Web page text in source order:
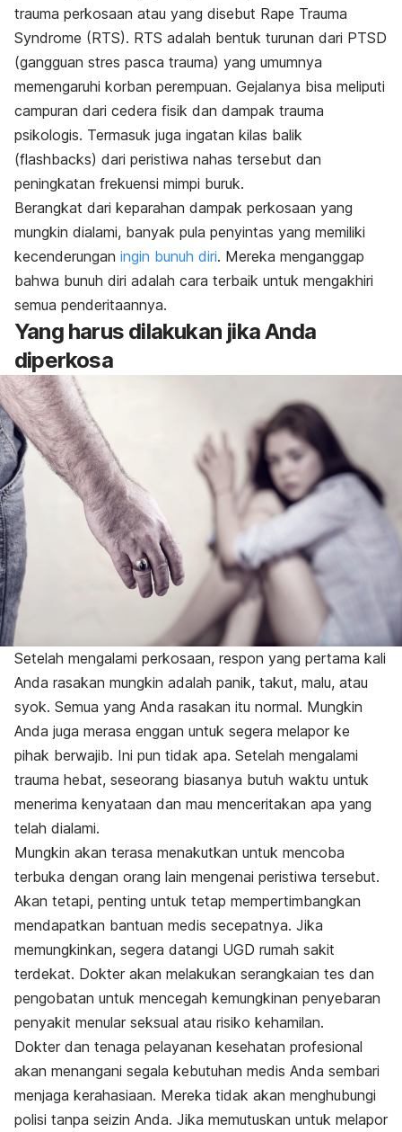
trauma perkosaan atau yang disebut Rape Trauma
Syndrome (RTS). RTS adalah bentuk turunan dari PTSD
(gangguan stres pasca trauma) yang umumnya
memengaruhi korban perempuan. Gejalanya bisa meliputi
campuran dari cedera fisik dan dampak trauma
psikologis. Termasuk juga ingatan kilas balik
(flashbacks) dari peristiwa nahas tersebut dan
peningkatan frekuensi mimpi buruk.
Berangkat dari keparahan dampak perkosaan yang
mungkin dialami, banyak pula penyintas yang memiliki
kecenderungan ingin bunuh diri. Mereka menganggap
bahwa bunuh diri adalah cara terbaik untuk mengakhiri
semua penderitaannya.
Yang harus dilakukan jika Anda
diperkosa
Setelah mengalami perkosaan, respon yang pertama kali
Anda rasakan mungkin adalah panik, takut, malu, atau
syok. Semua yang Anda rasakan itu normal. Mungkin
Anda juga merasa enggan untuk segera melapor ke
pihak berwajib. Ini pun tidak apa. Setelah mengalami
trauma hebat, seseorang biasanya butuh waktu untuk
menerima kenyataan dan mau menceritakan apa yang
telah dialami.
Mungkin akan terasa menakutkan untuk mencoba
terbuka dengan orang lain mengenai peristiwa tersebut.
Akan tetapi, penting untuk tetap mempertimbangkan
mendapatkan bantuan medis secepatnya. Jika
memungkinkan, segera datangi UGD rumah sakit
terdekat. Dokter akan melakukan serangkaian tes dan
pengobatan untuk mencegah kemungkinan penyebaran
penyakit menular seksual atau risiko kehamilan.
Dokter dan tenaga pelayanan kesehatan profesional
akan menangani segala kebutuhan medis Anda sembari
menjaga kerahasiaan. Mereka tidak akan menghubungi
polisi tanpa seizin Anda. Jika memutuskan untuk melapor